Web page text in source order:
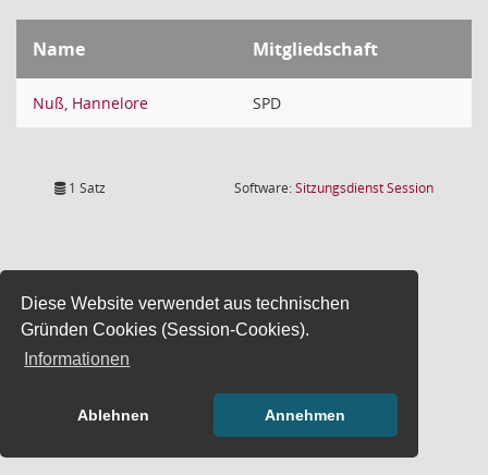
Diese Website verwendet aus technischen
Gründen Cookies (Session-Cookies).
Informationen
Ablehnen Annehmen
Name Mitgliedschaft
Nuß, Hannelore SPD
1 Satz Software:SitzungsdienstSession(Wird in